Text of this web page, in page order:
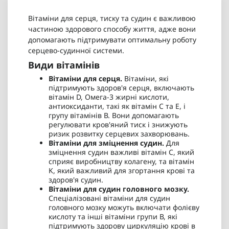
Яблучний оцет Puritan's Pride Apple Cider
Vinegar 480 mg 200 табл - 345 грн
Puritan's Pride 5-HTP 50 mg 60 капс - 475 грн
Вітаміни для серця, тиску та судин є важливою
частиною здорового способу життя, адже вони
допомагають підтримувати оптимальну роботу
серцево-судинної системи.
Види вітамінів
Вітаміни для серця. Вітаміни, які
підтримують здоров'я серця, включають
вітамін D, Омега-3 жирні кислоти,
антиоксиданти, такі як вітамін С та Е, і
групу вітамінів В. Вони допомагають
регулювати кров'яний тиск і знижують
ризик розвитку серцевих захворювань.
Вітаміни для зміцнення судин. Для
зміцнення судин важливі вітамін С, який
сприяє виробництву колагену, та вітамін
K, який важливий для згортання крові та
здоров'я судин.
Вітаміни для судин головного мозку.
Спеціалізовані вітаміни для судин
головного мозку можуть включати фолієву
кислоту та інші вітаміни групи В, які
підтримують здорову циркуляцію крові в